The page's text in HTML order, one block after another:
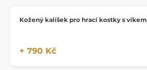
Kožený kalíšek pro hrací kostky s víkem
+ 790 Kč